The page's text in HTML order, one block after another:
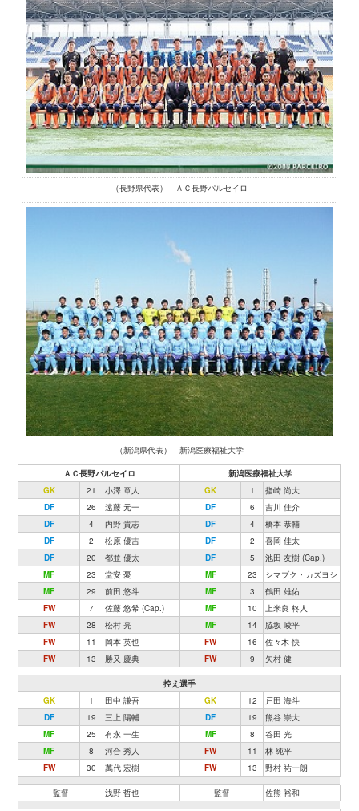
（長野県代表） ＡＣ長野パルセイロ
（新潟県代表） 新潟医療福祉大学
ＡＣ長野パルセイロ
新潟医療福祉大学
GK
21 小澤 章人 GK 1
指崎 尚大
DF
26 遠藤 元一 DF 6
吉川 佳介
DF
4 内野 貴志 DF 4
橋本 恭輔
DF
2 松原 優吉 DF 2
喜岡 佳太
DF
20 都並 優太 DF 5
池田 友樹 (Cap.)
MF
23 堂安 憂 MF 23
シマブク・カズヨシ
MF
29 前田 悠斗 MF 3
鶴田 雄佑
FW
7 佐藤 悠希 (Cap.) MF 10
上米良 柊人
FW
28 松村 亮 MF 14
脇坂 崚平
FW
11 岡本 英也 FW 16
佐々木 快
FW
13 勝又 慶典 FW 9 矢村 健
控え選手
GK
1 田中 謙吾 GK 12
戸田 海斗
DF
19 三上 陽輔 DF 19
熊谷 崇大
MF
25 有永 一生 MF 8
谷田 光
MF
8 河合 秀人 FW 11
林 純平
FW
30 萬代 宏樹 FW 13 野村 祐一朗
監督 浅野 哲也 監督 佐熊 裕和